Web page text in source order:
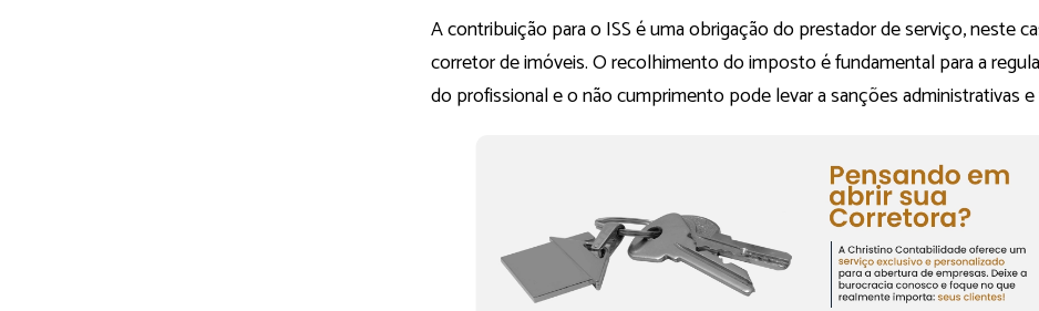
A contribuição para o ISS é uma obrigação do prestador de serviço, neste
corretor de imóveis. O recolhimento do imposto é fundamental para a
do profissional e o não cumprimento pode levar a sanções administrativas e